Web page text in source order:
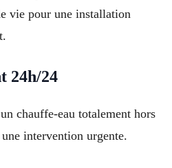
vie pour une installation
24h/24
chauffe-eau totalement hors
intervention urgente.